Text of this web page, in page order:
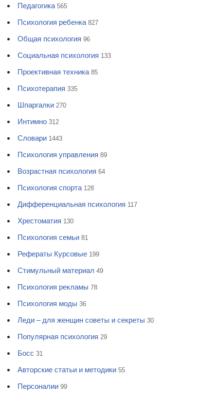
Педагогика 565
Психология ребенка 827
Общая психология 96
Социальная психология 133
Проективная техника 85
Психотерапия 335
Шпаргалки 270
Интимно 312
Словари 1443
Психология управления 89
Возрастная психология 64
Психология спорта 128
Дифференциальная психология 117
Хрестоматия 130
Психология семьи 81
Рефераты Курсовые 199
Стимульный материал 49
Психология рекламы 78
Психология моды 36
Леди – для женщин советы и секреты 30
Популярная психология 29
Босс 31
Авторские статьи и методики 55
Персоналии 99